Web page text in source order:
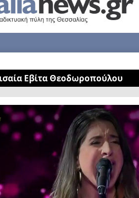
Εβίτα Θεοδωροπούλου